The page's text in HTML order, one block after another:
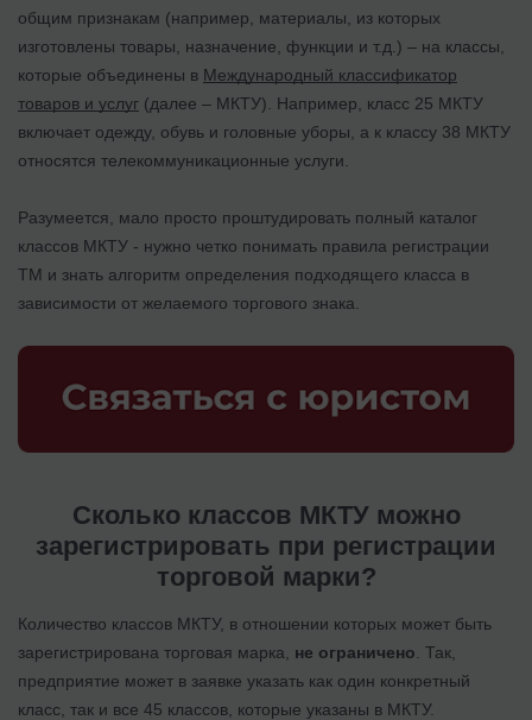
общим признакам (например, материалы, из которых
изготовлены товары, назначение, функции и т.д.) – на классы,
которые объединены в Международный классификатор
товаров и услуг (далее – МКТУ). Например, класс 25 МКТУ
включает одежду, обувь и головные уборы, а к классу 38 МКТУ
относятся телекоммуникационные услуги.
Разумеется, мало просто проштудировать полный каталог
классов МКТУ - нужно четко понимать правила регистрации
ТМ и знать алгоритм определения подходящего класса в
зависимости от желаемого торгового знака.
Сколько классов МКТУ можно
зарегистрировать при регистрации
торговой марки?
Количество классов МКТУ, в отношении которых может быть
зарегистрирована торговая марка, не ограничено . Так,
предприятие может в заявке указать как один конкретный
класс, так и все 45 классов, которые указаны в МКТУ.